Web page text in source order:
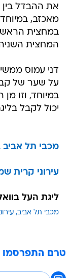
את ההבדל בין
מאכזב,
במחצית
המחצית
דני עמוס
על שער של
במיוחד, וזו
יכול לקבל
מכבי תל אביב
עירוני קרית
ליגת העל
מכבי תל אביב
טרם התפרסמו